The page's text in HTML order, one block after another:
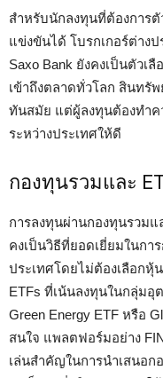
สำหรับนักลงทุนที่ต้องการ
แข่งขันได้ โบรกเกอร์ต่างป
Saxo Bank ยังคงเป็นตัว
เข้าถึงตลาดทั่วโลก สินทรั
ทันสมัย แต่ผู้ลงทุนต้องทำค
ระหว่างประเทศให้ดี
กองทุนรวมและ
การลงทุนผ่านกองทุนรวมแ
คงเป็นวิธีที่ยอดเยี่ยมในกา
ประเทศโดยไม่ต้องเลือกหุ้
ETFs ที่เน้นลงทุนในกลุ่มอุ
Green Energy ETF หรือ
สนใจ แพลตฟอร์มอย่าง
เล่นสำคัญในการนำเสนอ